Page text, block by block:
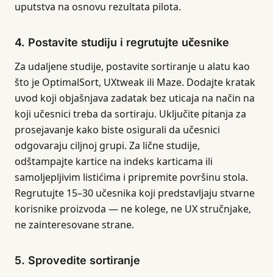
uputstva na osnovu rezultata pilota.
4. Postavite studiju i regrutujte učesnike
Za udaljene studije, postavite sortiranje u alatu kao
što je OptimalSort, UXtweak ili Maze. Dodajte kratak
uvod koji objašnjava zadatak bez uticaja na način na
koji učesnici treba da sortiraju. Uključite pitanja za
prosejavanje kako biste osigurali da učesnici
odgovaraju ciljnoj grupi. Za lične studije,
odštampajte kartice na indeks karticama ili
samoljepljivim listićima i pripremite površinu stola.
Regrutujte 15–30 učesnika koji predstavljaju stvarne
korisnike proizvoda — ne kolege, ne UX stručnjake,
ne zainteresovane strane.
5. Sprovedite sortiranje